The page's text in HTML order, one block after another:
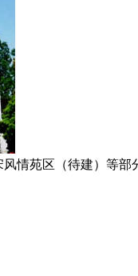
情苑区（待建）等